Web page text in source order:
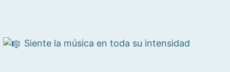
Siente la música en toda su intensidad